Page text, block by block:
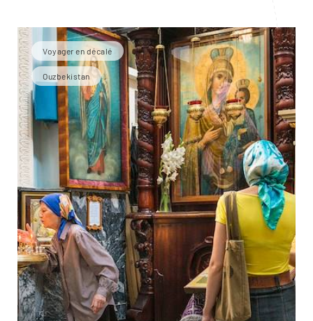
Voyager en décalé
Ouzbekistan